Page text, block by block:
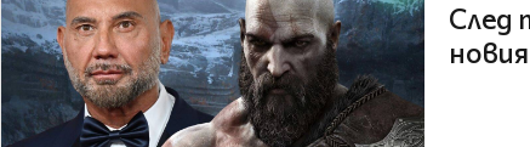
След